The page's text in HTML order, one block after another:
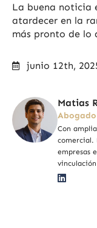
La buena noticia
atardecer en la
más pronto de lo
junio 12th,
Matias
Con
comercial.
empresas